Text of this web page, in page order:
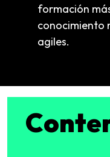
formación
conocimiento
agiles.